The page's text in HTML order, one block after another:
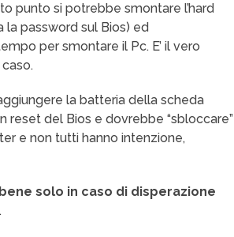
punto si potrebbe smontare l’hard
la password sul Bios) ed
per smontare il Pc. E’ il vero
la batteria della scheda
del Bios e dovrebbe “sbloccare”
e non tutti hanno intenzione,
solo in caso di disperazione